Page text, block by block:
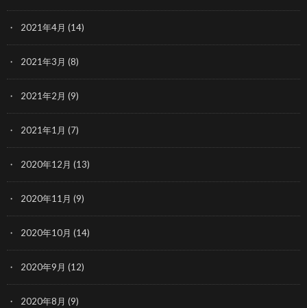
2021年4月 (14)
2021年3月 (8)
2021年2月 (9)
2021年1月 (7)
2020年12月 (13)
2020年11月 (9)
2020年10月 (14)
2020年9月 (12)
2020年8月 (9)